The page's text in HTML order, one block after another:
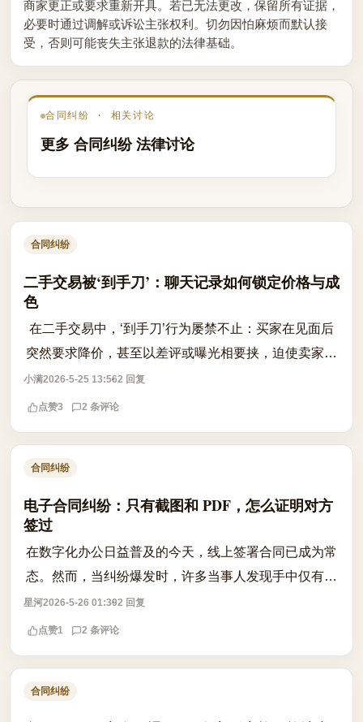
商家更正或要求重新开具。若已无法更改，保留所有证据，
必要时通过调解或诉讼主张权利。切勿因怕麻烦而默认接
受，否则可能丧失主张退款的法律基础。
合同纠纷 · 相关讨论
更多 合同纠纷 法律讨论
合同纠纷
二手交易被‘到手刀’：聊天记录如何锁定价格与成
色
在二手交易中，‘到手刀’行为屡禁不止：买家在见面后
突然要求降价，甚至以差评或曝光相要挟，迫使卖家让
步。此类行为不仅违背诚信原则，更可能构成对买卖合
同的违约。根据《民法典》相关规定，...
小满2026-5-25 13:562 回复
点赞3 2 条评论
合同纠纷
电子合同纠纷：只有截图和 PDF，怎么证明对方
签过
在数字化办公日益普及的今天，线上签署合同已成为常
态。然而，当纠纷爆发时，许多当事人发现手中仅有一
份静态的 PDF 文件或聊天截图，而对方却以“非本人签
署”或“系统漏洞”为由拒绝履行义务...
星河2026-5-26 01:392 回复
点赞1 2 条评论
合同纠纷